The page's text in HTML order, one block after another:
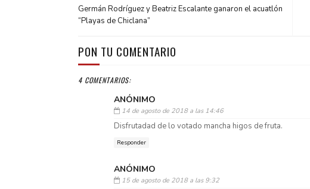
Germán Rodríguez y Beatriz Escalante ganaron el acuatlón
“Playas de Chiclana”
PON TU COMENTARIO
4 COMENTARIOS:
ANÓNIMO
14 de agosto de 2018 a las 14:46
Disfrutadad de lo votado mancha higos de fruta.
Responder
ANÓNIMO
15 de agosto de 2018 a las 9:32